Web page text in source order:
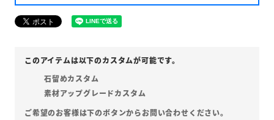
石留めカスタム
素材アップグレードカスタム